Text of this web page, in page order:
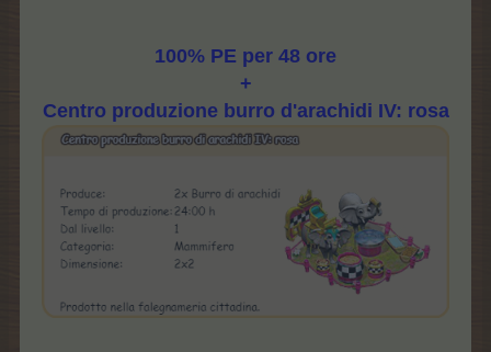
100% PE per 48 ore
+
Centro produzione burro d'arachidi IV: rosa